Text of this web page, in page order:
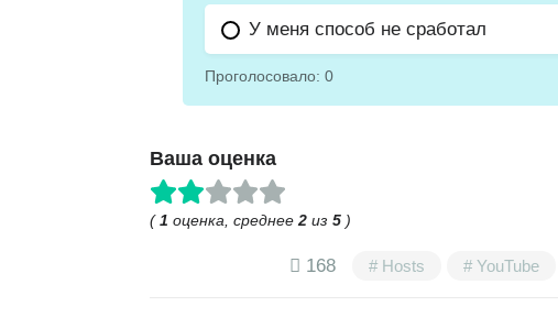
У меня способ не сработал
Проголосовало: 0
Ваша оценка
( 1 оценка, среднее 2 из 5 )
168 Hosts YouTube